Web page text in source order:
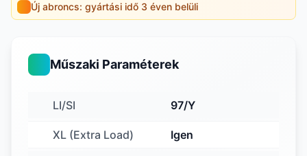
Új abroncs: gyártási idő 3 éven belüli
Műszaki Paraméterek
LI/SI 97/Y
XL (Extra Load) Igen